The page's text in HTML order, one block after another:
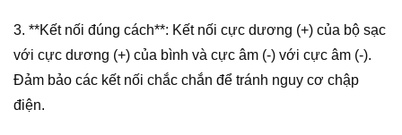
3. **Kết nối đúng cách**: Kết nối cực dương (+) của bộ sạc
với cực dương (+) của bình và cực âm (-) với cực âm (-).
Đảm bảo các kết nối chắc chắn để tránh nguy cơ chập
điện.